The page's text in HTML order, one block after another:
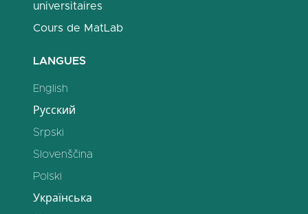
universitaires
Cours de MatLab
LANGUES
English
Русский
Srpski
Slovenščina
Polski
Українська